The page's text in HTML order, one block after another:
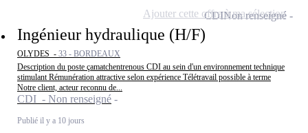
Ingénieur hydraulique (H/F)
OLYDES - 33 - BORDEAUX
Description du poste çamatchentrenous CDI au sein d'un environnement technique
stimulant Rémunération attractive selon expérience Télétravail possible à terme
Notre client, acteur reconnu de...
CDI - Non renseigné
Publié il y a 10 jours
CDINon renseigné
Ajouter cette offre à ma sélection